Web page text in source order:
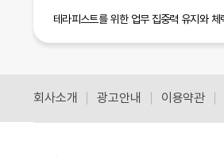
공식블로그 더보기
회사소개 광고안내 이용약관